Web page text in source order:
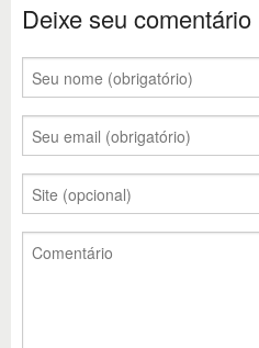
Deixe seu comentário